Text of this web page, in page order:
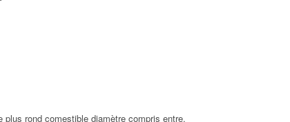
plus rond comestible diamètre compris entre.